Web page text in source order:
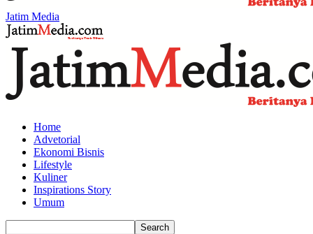
Jatim Media
Home
Advetorial
Ekonomi Bisnis
Lifestyle
Kuliner
Inspirations Story
Umum